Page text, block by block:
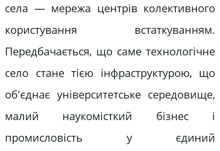
села — мережа центрів колективного
користування встаткуванням.
Передбачається, що саме технологічне
село стане тією інфраструктурою, що
об'єднає університетське середовище,
малий наукомісткий бізнес і
промисловість у єдиний